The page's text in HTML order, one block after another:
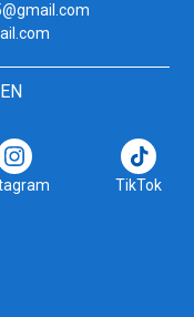
TikTok